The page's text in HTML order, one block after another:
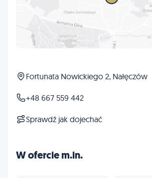
Fortunata Nowickiego 2, Nałęczów
+48 667 559 442
Sprawdź jak dojechać
W ofercie m.in.